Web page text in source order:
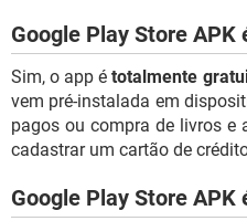
Google Play Store APK
Sim, o app étotalmente
vem pré-instalada em
pagos ou compra de livros e
cadastrar um cartão de
Google Play Store APK